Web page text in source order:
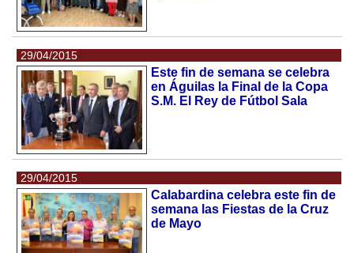
29/04/2015
Este fin de semana se celebra
en Águilas la Final de la Copa
S.M. El Rey de Fútbol Sala
29/04/2015
Calabardina celebra este fin de
semana las Fiestas de la Cruz
de Mayo